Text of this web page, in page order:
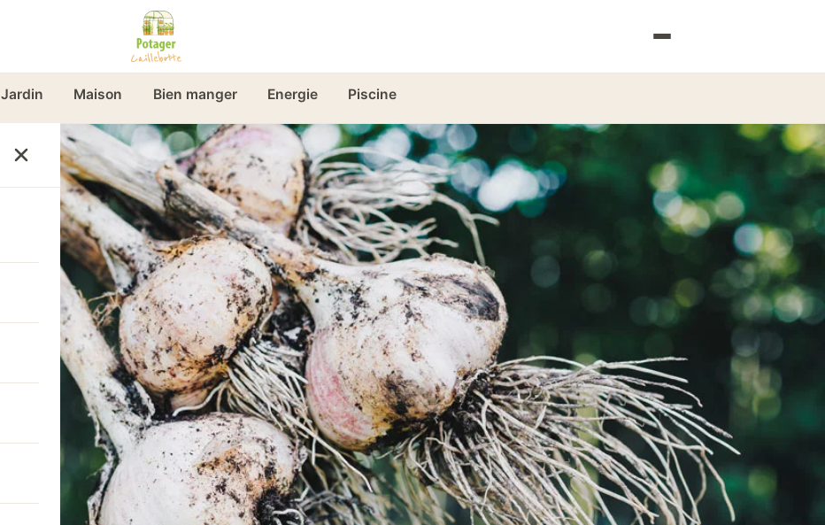
Jardin Maison Bien manger Energie Piscine